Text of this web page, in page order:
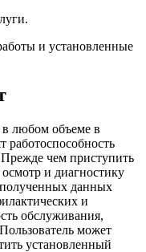
и установленные
любом объеме в
работоспособность
Прежде чем приступить
и диагностику
данных
и
обслуживания,
может
установленный